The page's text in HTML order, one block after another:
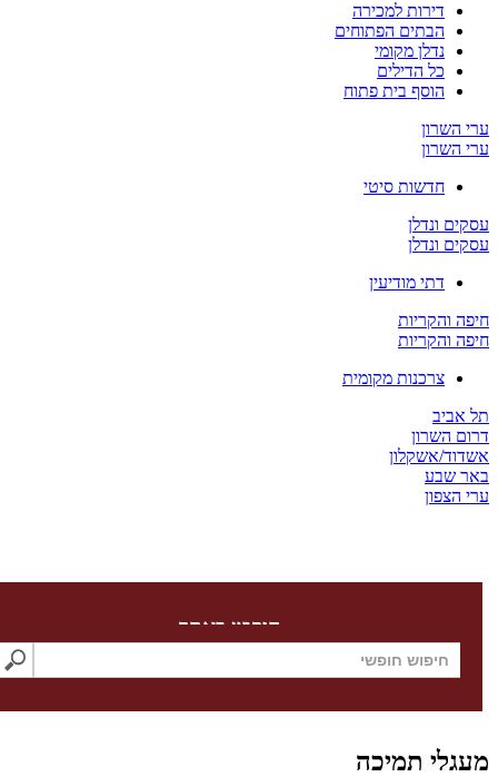
דירות למכירה
הבתים הפתוחים
נדלן מקומי
כל הדילים
הוסף בית פתוח
השרון
השרון
חדשות סיטי
ונדלן
ונדלן
דתי מודיעין
והקריות
והקריות
צרכנות מקומית
אביב
השרון
אשקלון
שבע
הצפון
חיפוש באתר
תמיכה